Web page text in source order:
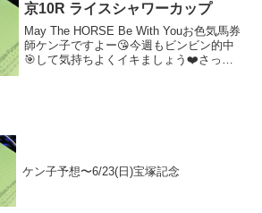
京10R ライスシャワーカップ
May The HORSE Be With Youお色気馬券
師ケン子ですよー😘今週もビンビン的中
🎯して気持ちよくイキましょう❤️さっそ
ケン子予想〜6/23(日)宝塚記念